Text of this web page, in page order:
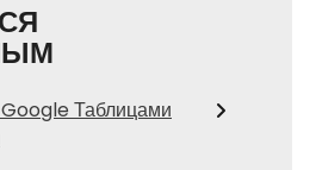
Таблицами